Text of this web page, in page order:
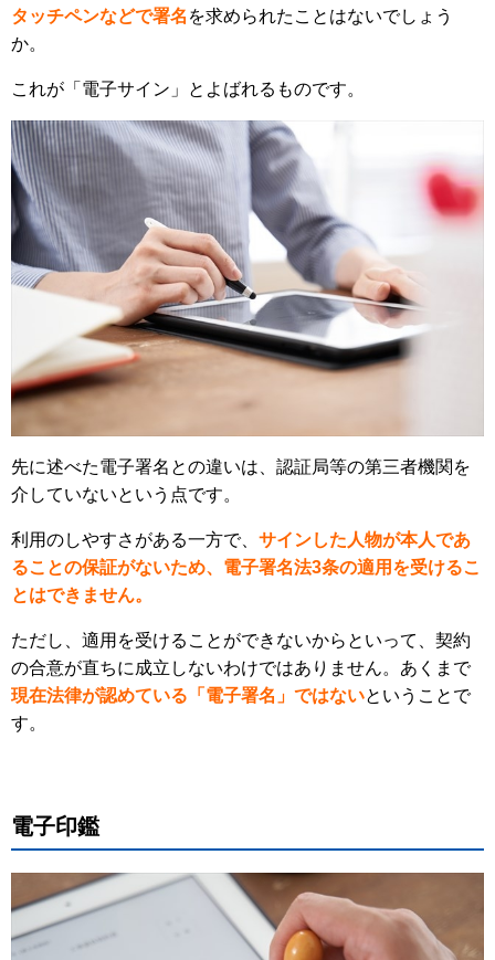
タッチペンなどで署名 を求められたことはないでしょう
か。
これが「電子サイン」とよばれるものです。
先に述べた電子署名との違いは、認証局等の第三者機関を
介していないという点です。
利用のしやすさがある一方で、 サインした人物が本人であ
ることの保証がないため、電子署名法3条の適用を受けるこ
とはできません。
ただし、適用を受けることができないからといって、契約
の合意が直ちに成立しないわけではありません。あくまで
現在法律が認めている「電子署名」ではないということで
す。
電子印鑑